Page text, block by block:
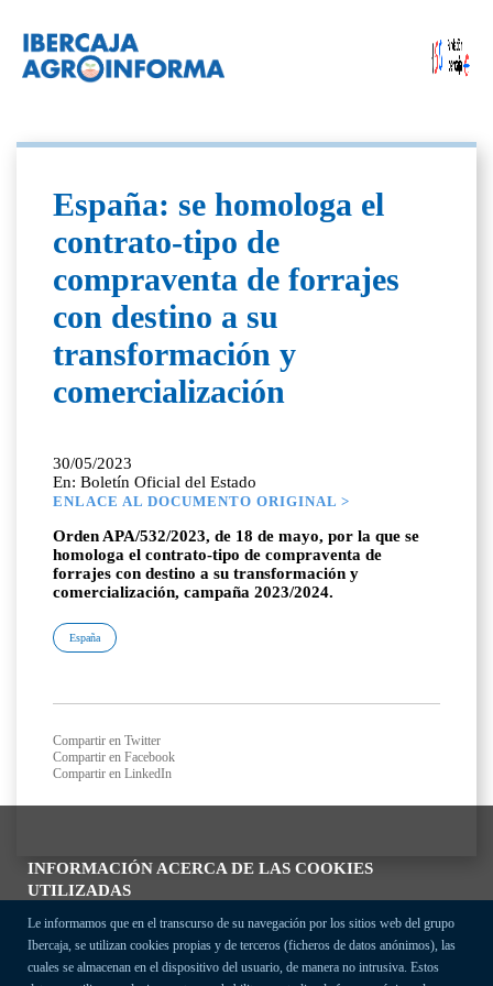
INFORMACIÓN ACERCA DE LAS COOKIES
UTILIZADAS
Le informamos que en el transcurso de su navegación por los sitios web del grupo
Ibercaja, se utilizan cookies propias y de terceros (ficheros de datos anónimos), las
cuales se almacenan en el dispositivo del usuario, de manera no intrusiva. Estos
España: se homologa el
contrato-tipo de
compraventa de forrajes
con destino a su
transformación y
comercialización
30/05/2023
En: Boletín Oficial del Estado
ENLACE AL DOCUMENTO ORIGINAL >
Orden APA/532/2023, de 18 de mayo, por la que se
homologa el contrato-tipo de compraventa de
forrajes con destino a su transformación y
comercialización, campaña 2023/2024.
España
Compartir en Twitter
Compartir en Facebook
Compartir en LinkedIn